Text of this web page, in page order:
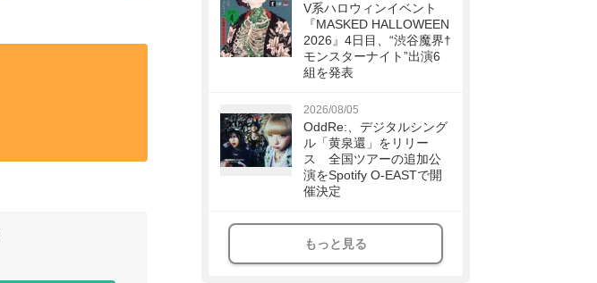
V系ハロウィンイベント
『MASKED HALLOWEEN
2026』4日目、“渋谷魔界†
モンスターナイト”出演6
組を発表
2026/08/05
OddRe:、デジタルシング
ル「黄泉還」をリリー
ス 全国ツアーの追加公
演をSpotify O-EASTで開
催決定
もっと見る